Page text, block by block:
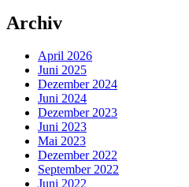
Archiv
April 2026
Juni 2025
Dezember 2024
Juni 2024
Dezember 2023
Juni 2023
Mai 2023
Dezember 2022
September 2022
Juni 2022